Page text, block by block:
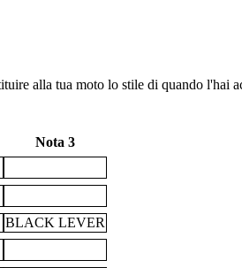
alla tua moto lo stile di quando l'hai
Nota 3
BLACK LEVER